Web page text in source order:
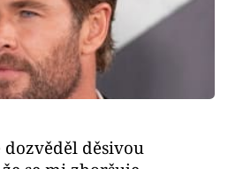
děsivou